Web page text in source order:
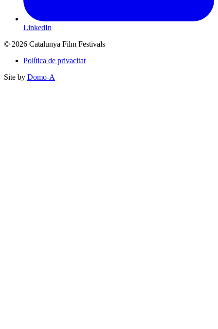
LinkedIn
© 2026 Catalunya Film Festivals
Política de privacitat
Site by Domo-A